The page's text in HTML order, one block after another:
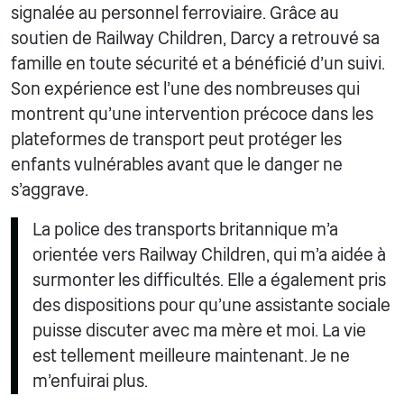
signalée au personnel ferroviaire. Grâce au
soutien de Railway Children, Darcy a retrouvé sa
famille en toute sécurité et a bénéficié d'un suivi.
Son expérience est l'une des nombreuses qui
montrent qu'une intervention précoce dans les
plateformes de transport peut protéger les
enfants vulnérables avant que le danger ne
s'aggrave.
La police des transports britannique m'a
orientée vers Railway Children, qui m'a aidée à
surmonter les difficultés. Elle a également pris
des dispositions pour qu'une assistante sociale
puisse discuter avec ma mère et moi. La vie
est tellement meilleure maintenant. Je ne
m'enfuirai plus.